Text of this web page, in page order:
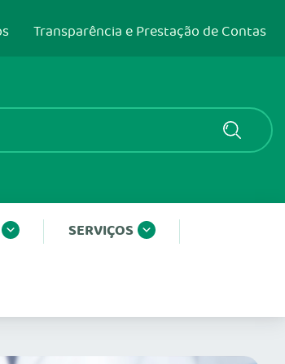
Transparência e Prestação de Contas
SERVIÇOS